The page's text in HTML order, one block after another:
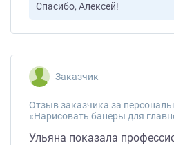
Спасибо, Алексей!
Заказчик
Отзыв заказчика за
Ульяна показала